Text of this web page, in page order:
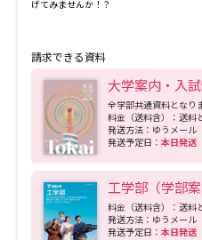
げてみませんか！？
請求できる資料
大学案内・入
全学部共通資料となり
料金（送料含）：送料
発送方法：ゆうメール
発送予定日： 本日発送
工学部（学部
料金（送料含）：送料
発送方法：ゆうメール
発送予定日： 本日発送